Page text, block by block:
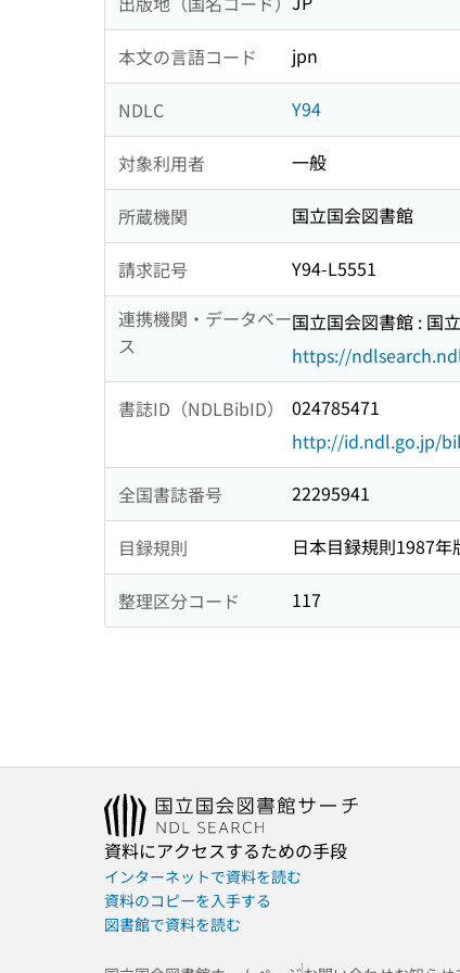
本文の言語コード jpn
NDLC Y94
対象利用者 一般
所蔵機関 国立国会図書館
請求記号
Y94-L5551
連携機関・データベー
ス
国立国会図書館 : 国
https://
書誌ID（NDLBibID）
024785471
http://id.ndl.go.jp/
全国書誌番号 22295941
目録規則 日本目録規則1987年
整理区分コード 117
資料にアクセスするための手段
インターネットで資料を読む
資料のコピーを入手する
図書館で資料を読む